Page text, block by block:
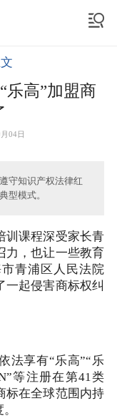
乐高”加盟商
04日
守知识产权法律红
型模式。
课程深受家长青
力，也让一些教育
青浦区人民法院
一起侵害商标权纠
享有“乐高”“乐
等注册在第41类
标在全球范围内持